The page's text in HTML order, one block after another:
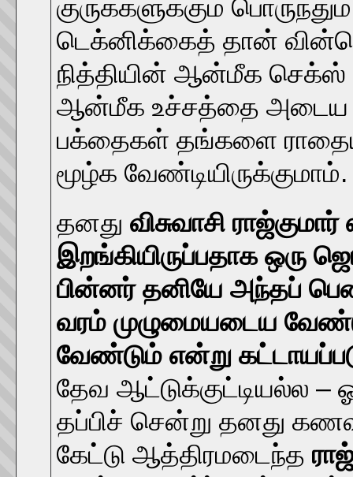
குருக்களுக்கும்
டெக்னிக்கைத் தான்
நித்தியின் ஆன்மீக செக்ஸ்
ஆன்மீக உச்சத்தை அடைய
பக்தைகள் தங்களை
மூழ்க வேண்டியிருக்குமாம்.
தனது விசுவாசி
இறங்கியிருப்பதாக ஒரு
பின்னர் தனியே அந்தப்
வரம் முழுமையடைய
வேண்டும் என்று
தேவ ஆட்டுக்குட்டியல்ல –
தப்பிச் சென்று தனது
கேட்டு ஆத்திரமடைந்த